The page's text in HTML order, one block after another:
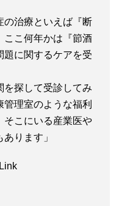
の治療といえば『断
ここ何年かは『節酒
題に関するケアを受
を探して受診してみ
理室のような福利
そこにいる産業医や
ります」